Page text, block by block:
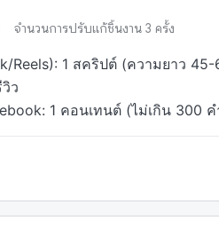
จำนวนการปรับแก้ชิ้นงาน 3 ครั้ง
Reels): 1 สคริปต์ (ความยาว
ว
1 คอนเทนต์ (ไม่เกิน 300 ค